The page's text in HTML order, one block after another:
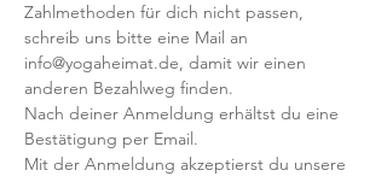
Zahlmethoden für dich nicht passen,
schreib uns bitte eine Mail an
info@yogaheimat.de, damit wir einen
anderen Bezahlweg finden.
Nach deiner Anmeldung erhältst du eine
Bestätigung per Email.
Mit der Anmeldung akzeptierst du unsere